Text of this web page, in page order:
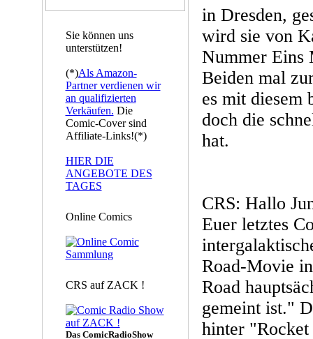
Sie können uns
unterstützen!
(*)Als Amazon-
Partner verdienen wir
an qualifizierten
Verkäufen. Die
Comic-Cover sind
Affiliate-Links!(*)
HIER DIE
ANGEBOTE DES
TAGES
Online Comics
CRS auf ZACK !
Das ComicRadioShow
in Dresden,
wird sie von
Nummer Eins
Beiden mal
es mit diesem
doch die
hat.
CRS: Hallo
Euer letztes
Road-Movie
Road
gemeint ist."
hinter "Rocket